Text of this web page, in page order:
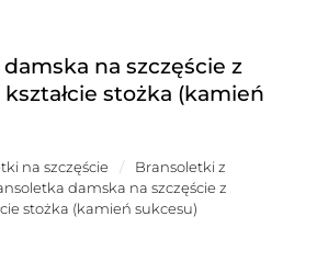
na szczęście z
stożka (kamień
na szczęście /
Bransoletki z
damska na szczęście z
stożka (kamień sukcesu)